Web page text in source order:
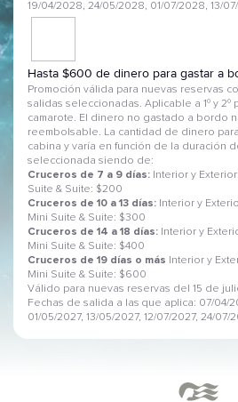
19/04/2028, 24/05/2028, 01/07/2028, 13/
Hasta $600 de dinero para gastar a
Promoción válida para nuevas reservas
salidas seleccionadas. Aplicable a 1º y 2º
camarote. El dinero no gastado a bordo
reembolsable. La cantidad de dinero
cabina y varía en función de la duración
seleccionada siendo de:
Cruceros de 7 a 9 días: Interior y
Suite & Suite: $200
Cruceros de 10 a 13 días: Interior y
Mini Suite & Suite: $300
Cruceros de 14 a 18 días: Interior y
Mini Suite & Suite: $400
Cruceros de 19 días o más
Interior y
Mini Suite & Suite: $600
Válido para nuevas reservas del 15 de
Fechas de salida a las que aplica: 07/04/
01/05/2027, 13/05/2027, 12/07/2027, 24/07/